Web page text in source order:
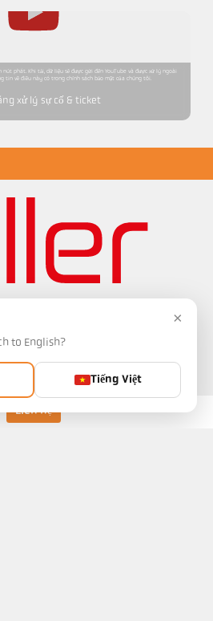
Liên hệ
phát. Khi tải, dữ liệu sẽ được gửi đến YouTube và được xử lý ngoài
tin về điều này có trong chính sách bảo mật của chúng tôi.
xử lý sự cố & ticket
×
to English?
Tiếng Việt